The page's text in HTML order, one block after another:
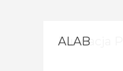
Fundacja
ALAB